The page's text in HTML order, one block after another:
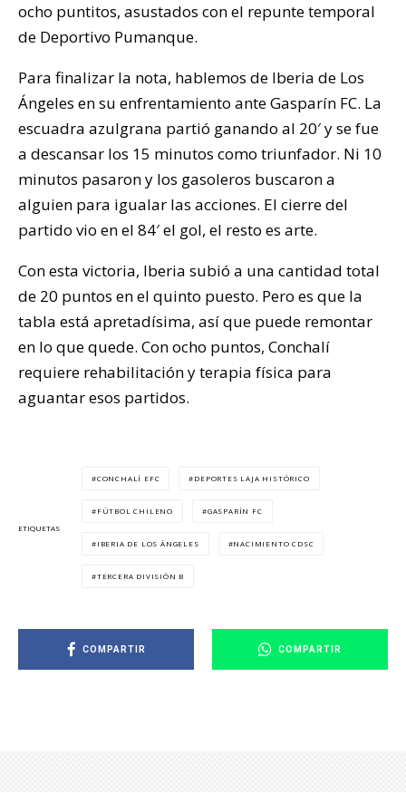
ocho puntitos, asustados con el repunte temporal
de Deportivo Pumanque.
Para finalizar la nota, hablemos de Iberia de Los
Ángeles en su enfrentamiento ante Gasparín FC. La
escuadra azulgrana partió ganando al 20′ y se fue
a descansar los 15 minutos como triunfador. Ni 10
minutos pasaron y los gasoleros buscaron a
alguien para igualar las acciones. El cierre del
partido vio en el 84′ el gol, el resto es arte.
Con esta victoria, Iberia subió a una cantidad total
de 20 puntos en el quinto puesto. Pero es que la
tabla está apretadísima, así que puede remontar
en lo que quede. Con ocho puntos, Conchalí
requiere rehabilitación y terapia física para
aguantar esos partidos.
ETIQUETAS
CONCHALÍ EFC DEPORTES LAJA HISTÓRICO
FÚTBOL CHILENO GASPARÍN FC
IBERIA DE LOS ÁNGELES NACIMIENTO CDSC
TERCERA DIVISIÓN B
COMPARTIR COMPARTIR